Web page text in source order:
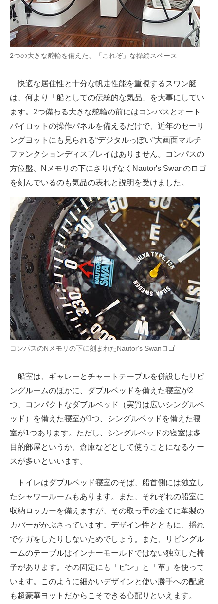
2つの大きな舵輪を備えた、「これぞ」な操縦スペース
快適な居住性と十分な帆走性能を重視するスワン艇
は、何より「船としての伝統的な気品」を大事にしてい
ます。2つ備わる大きな舵輪の前にはコンパスとオート
パイロットの操作パネルを備えるだけで、近年のセーリ
ングヨットにも見られる“デジタルっぽい”大画面マルチ
ファンクションディスプレイはありません。コンパスの
方位盤、Nメモリの下にさりげなくNautor's Swanのロゴ
を刻んでいるのも気品の表れと説明を受けました。
コンパスのNメモリの下に刻まれたNautor's Swanロゴ
船室は、ギャレーとチャートテーブルを併設したリビ
ングルームのほかに、ダブルベッドを備えた寝室が2
つ、コンパクトなダブルベッド（実質は広いシングルベ
ッド）を備えた寝室が1つ、シングルベッドを備えた寝
室が1つあります。ただし、シングルベッドの寝室は多
目的部屋というか、倉庫などとして使うことになるケー
スが多いといいます。
トイレはダブルベッド寝室のそば、船首側には独立し
たシャワールームもあります。また、それぞれの船室に
収納ロッカーを備えますが、その取っ手の全てに革製の
カバーがかぶさっています。デザイン性とともに、揺れ
でケガをしたりしないためでしょう。また、リビングル
ームのテーブルはインナーモールドではない独立した椅
子があります。その固定にも「ピン」と「革」を使って
います。このように細かいデザインと使い勝手への配慮
も超豪華ヨットだからこそできる心配りといえます。